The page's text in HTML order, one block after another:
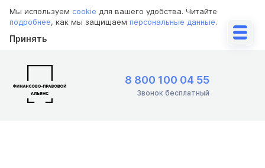
Мы используем cookie для вашего удобства. Читайте
подробнее, как мы защищаем персональные данные.
Принять
8 800 100 04 55
Звонок бесплатный